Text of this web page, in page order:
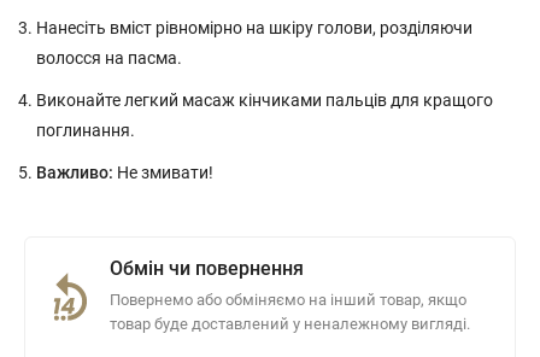
Нанесіть вміст рівномірно на шкіру голови, розділяючи
волосся на пасма.
Виконайте легкий масаж кінчиками пальців для кращого
поглинання.
Важливо: Не змивати!
Обмін чи повернення
Повернемо або обміняємо на інший товар, якщо
товар буде доставлений у неналежному вигляді.